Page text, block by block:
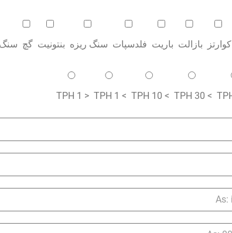
کوارتز بازالت باریت فلدسپات سنگ ریزه بنتونیت گچ سنگ
> 30 TPH
> 10 TPH
> 1 TPH
< 1 TPH